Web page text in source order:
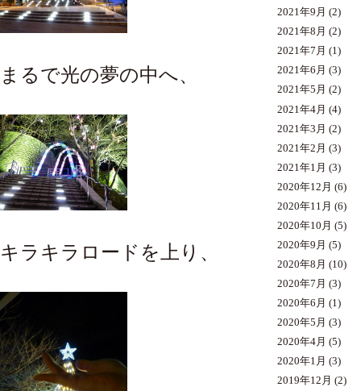
まるで光の夢の中へ、
キラキラロードを上り、
2021年9月 (2)
2021年8月 (2)
2021年7月 (1)
2021年6月 (3)
2021年5月 (2)
2021年4月 (4)
2021年3月 (2)
2021年2月 (3)
2021年1月 (3)
2020年12月 (6)
2020年11月 (6)
2020年10月 (5)
2020年9月 (5)
2020年8月 (10)
2020年7月 (3)
2020年6月 (1)
2020年5月 (3)
2020年4月 (5)
2020年1月 (3)
2019年12月 (2)